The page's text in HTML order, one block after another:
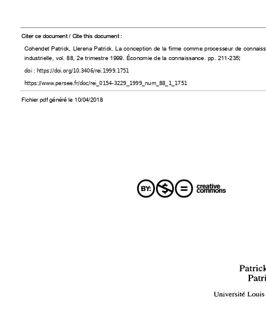
Citer ce document / Cite this document :
Cohendet Patrick, Llerena Patrick. La conception de la firme comme processeur de
industrielle, vol. 88, 2e trimestre 1999. Économie de la connaissance. pp. 211-235;
doi : https://doi.org/10.3406/rei.1999.1751
https://www.persee.fr/doc/rei_0154-3229_1999_num_88_1_1751
Fichier pdf généré le 10/04/2018
Université